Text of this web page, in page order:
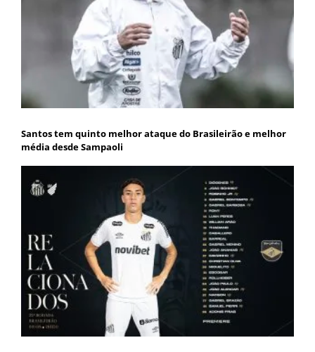
Santos tem quinto melhor ataque do Brasileirão e melhor
média desde Sampaoli